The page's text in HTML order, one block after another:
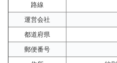
路線
運営会社
都道府県
郵便番号